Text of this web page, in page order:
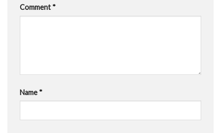
Comment *
Name *